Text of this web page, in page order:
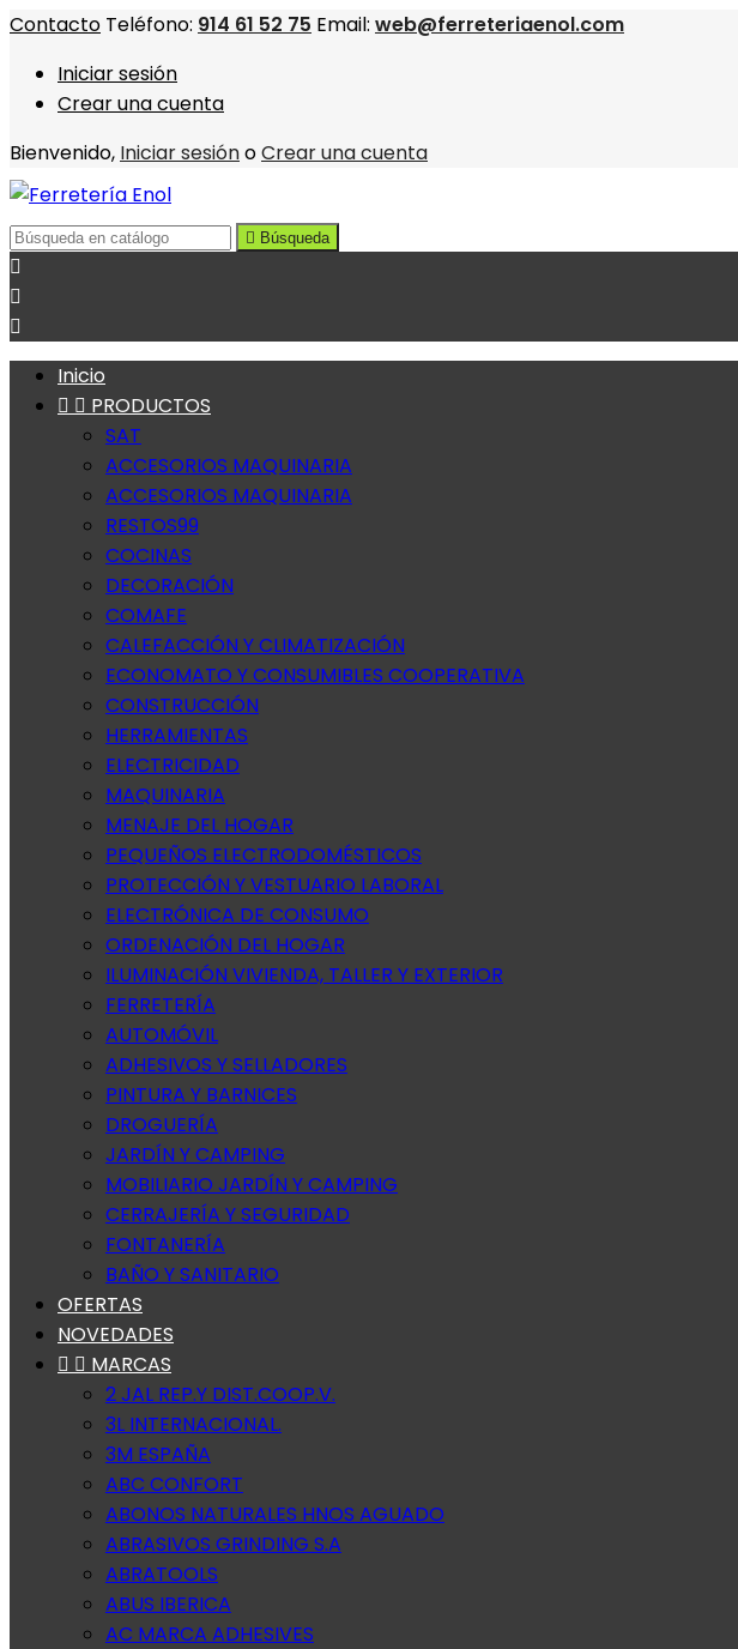
Contacto Teléfono: 914 61 52 75 Email: web@ferreteriaenol.com
Iniciar sesión
Crear una cuenta
Bienvenido, Iniciar sesiónoCrear una cuenta
 Búsqueda



Inicio
  PRODUCTOS
SAT
ACCESORIOS MAQUINARIA
ACCESORIOS MAQUINARIA
RESTOS99
COCINAS
DECORACIÓN
COMAFE
CALEFACCIÓN Y CLIMATIZACIÓN
ECONOMATO Y CONSUMIBLES COOPERATIVA
CONSTRUCCIÓN
HERRAMIENTAS
ELECTRICIDAD
MAQUINARIA
MENAJE DEL HOGAR
PEQUEÑOS ELECTRODOMÉSTICOS
PROTECCIÓN Y VESTUARIO LABORAL
ELECTRÓNICA DE CONSUMO
ORDENACIÓN DEL HOGAR
ILUMINACIÓN VIVIENDA, TALLER Y EXTERIOR
FERRETERÍA
AUTOMÓVIL
ADHESIVOS Y SELLADORES
PINTURA Y BARNICES
DROGUERÍA
JARDÍN Y CAMPING
MOBILIARIO JARDÍN Y CAMPING
CERRAJERÍA Y SEGURIDAD
FONTANERÍA
BAÑO Y SANITARIO
OFERTAS
NOVEDADES
  MARCAS
2 JAL REP.Y DIST.COOP.V.
3L INTERNACIONAL.
3M ESPAÑA
ABC CONFORT
ABONOS NATURALES HNOS AGUADO
ABRASIVOS GRINDING S.A
ABRATOOLS
ABUS IBERICA
AC MARCA ADHESIVES